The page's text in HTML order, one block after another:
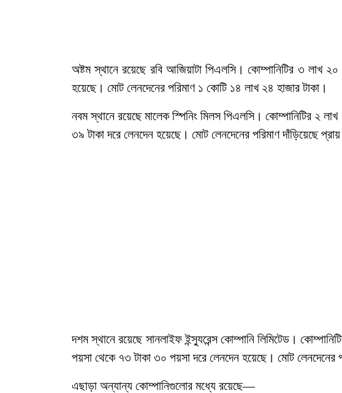
অষ্টম স্থানে রয়েছে রবি আজিয়াটা পিএলসি। কোম্পানিটির ৩ লাখ
হয়েছে। মোট লেনদেনের পরিমাণ ১ কোটি ১৪ লাখ ২৪ হাজার টাকা।
নবম স্থানে রয়েছে মালেক স্পিনিং মিলস পিএলসি। কোম্পানিটির ২
৩৯ টাকা দরে লেনদেন হয়েছে। মোট লেনদেনের পরিমাণ দাঁড়িয়েছে
দশম স্থানে রয়েছে সানলাইফ ইন্স্যুরেন্স কোম্পানি লিমিটেড।
পয়সা থেকে ৭৩ টাকা ৩০ পয়সা দরে লেনদেন হয়েছে। মোট লেনদেনের
এছাড়া অন্যান্য কোম্পানিগুলোর মধ্যে রয়েছে—